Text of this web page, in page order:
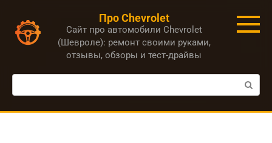
контенту
Про Chevrolet
Сайт про автомобили Chevrolet
(Шевроле): ремонт своими руками,
отзывы, обзоры и тест-драйвы
Поиск: